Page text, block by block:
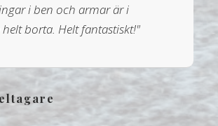
i ben och armar är i
borta. Helt fantastiskt!"